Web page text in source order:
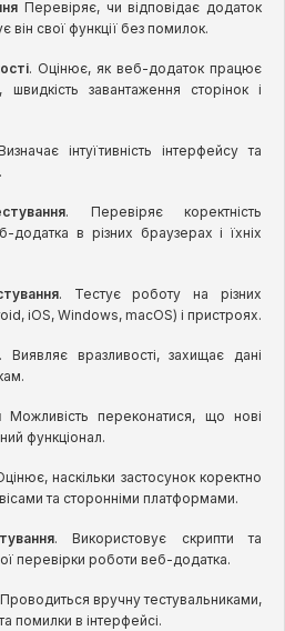
Перевіряє, чи відповідає додаток
він свої функції без помилок.
. Оцінює, як веб-додаток працює
завантаження сторінок і
інтуїтивність інтерфейсу та
. Перевіряє коректність
в різних браузерах і їхніх
. Тестує роботу на різних
iOS, Windows, macOS) і пристроях.
. Виявляє вразливості, захищає дані
Можливість переконатися, що нові
функціонал.
наскільки застосунок коректно
та сторонніми платформами.
. Використовує скрипти та
перевірки роботи веб-додатка.
вручну тестувальниками,
помилки в інтерфейсі.